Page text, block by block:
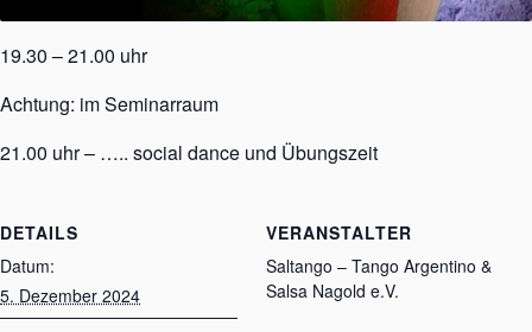
19.30 – 21.00 uhr
Achtung: im Seminarraum
21.00 uhr – ….. social dance und Übungszeit
DETAILS
Datum:
5. Dezember 2024
VERANSTALTER
Saltango – Tango Argentino &
Salsa Nagold e.V.